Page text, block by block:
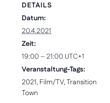
DETAILS
Datum:
20.4.2021
Zeit:
19:00 – 21:00 UTC+1
Veranstaltung-Tags:
2021, Film/TV,Transition
Town